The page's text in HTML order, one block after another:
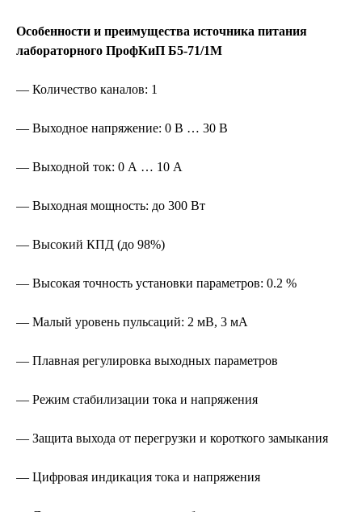
Особенности и преимущества источника питания
лабораторного ПрофКиП Б5-71/1М
— Количество каналов: 1
— Выходное напряжение: 0 В … 30 В
— Выходной ток: 0 А … 10 А
— Выходная мощность: до 300 Вт
— Высокий КПД (до 98%)
— Высокая точность установки параметров: 0.2 %
— Малый уровень пульсаций: 2 мВ, 3 мА
— Плавная регулировка выходных параметров
— Режим стабилизации тока и напряжения
— Защита выхода от перегрузки и короткого замыкания
— Цифровая индикация тока и напряжения